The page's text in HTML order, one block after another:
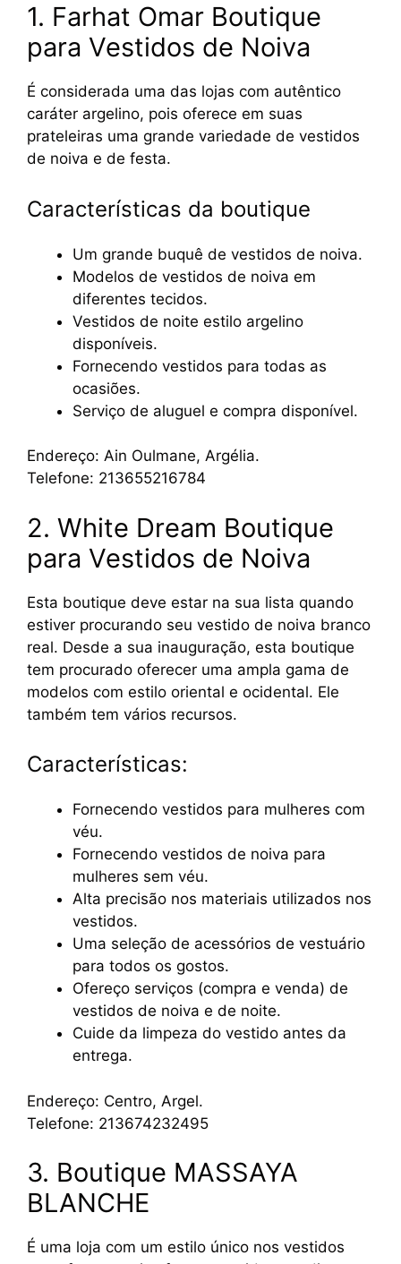
1. Farhat Omar Boutique
para Vestidos de Noiva
É considerada uma das lojas com autêntico
caráter argelino, pois oferece em suas
prateleiras uma grande variedade de vestidos
de noiva e de festa.
Características da boutique
Um grande buquê de vestidos de noiva.
Modelos de vestidos de noiva em
diferentes tecidos.
Vestidos de noite estilo argelino
disponíveis.
Fornecendo vestidos para todas as
ocasiões.
Serviço de aluguel e compra disponível.
Endereço: Ain Oulmane, Argélia.
Telefone: 213655216784
2. White Dream Boutique
para Vestidos de Noiva
Esta boutique deve estar na sua lista quando
estiver procurando seu vestido de noiva branco
real. Desde a sua inauguração, esta boutique
tem procurado oferecer uma ampla gama de
modelos com estilo oriental e ocidental. Ele
também tem vários recursos.
Características:
Fornecendo vestidos para mulheres com
véu.
Fornecendo vestidos de noiva para
mulheres sem véu.
Alta precisão nos materiais utilizados nos
vestidos.
Uma seleção de acessórios de vestuário
para todos os gostos.
Ofereço serviços (compra e venda) de
vestidos de noiva e de noite.
Cuide da limpeza do vestido antes da
entrega.
Endereço: Centro, Argel.
Telefone: 213674232495
3. Boutique MASSAYA
BLANCHE
É uma loja com um estilo único nos vestidos